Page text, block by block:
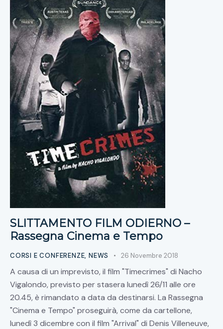
SLITTAMENTO FILM ODIERNO –
Rassegna Cinema e Tempo
CORSI E CONFERENZE,NEWS 26 Novembre 2018
A causa di un imprevisto, il film "Timecrimes" di Nacho
Vigalondo, previsto per stasera lunedì 26/11 alle ore
20.45, è rimandato a data da destinarsi. La Rassegna
"Cinema e Tempo" proseguirà, come da cartellone,
lunedì 3 dicembre con il film "Arrival" di Denis Villeneuve,